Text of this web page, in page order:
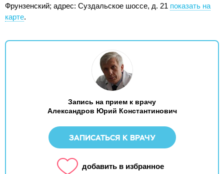
Фрунзенский; адрес: Суздальское шоссе, д. 21 показать на
карте.
Запись на прием к врачу
Александров Юрий Константинович
ЗАПИСАТЬСЯ К ВРАЧУ
добавить в избранное